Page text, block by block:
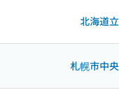
北海道
札幌市中